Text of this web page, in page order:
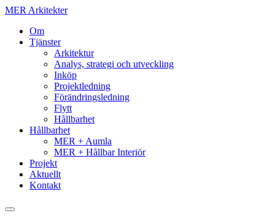
MER Arkitekter
Om
Tjänster
Arkitektur
Analys, strategi och utveckling
Inköp
Projektledning
Förändringsledning
Flytt
Hållbarhet
Hållbarhet
MER + Aumla
MER + Hållbar Interiör
Projekt
Aktuellt
Kontakt